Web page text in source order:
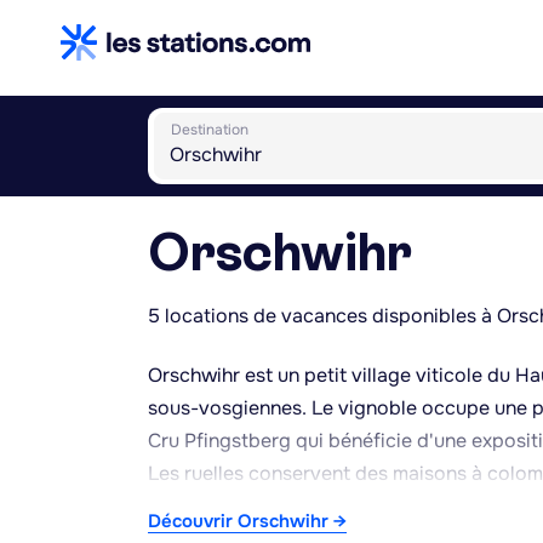
Destination
Orschwihr
5 locations de vacances disponibles à
Orschwihr est un petit village viticole du
sous-vosgiennes. Le vignoble occupe une
Cru Pfingstberg qui bénéficie d'une
Les ruelles conservent des maisons à
Découvrir Orschwihr →